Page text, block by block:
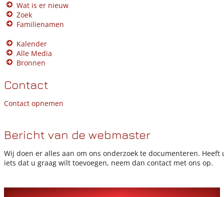
Wat is er nieuw
Zoek
Familienamen
Kalender
Alle Media
Bronnen
Contact
Contact opnemen
Bericht van de webmaster
Wij doen er alles aan om ons onderzoek te documenteren. Heeft
iets dat u graag wilt toevoegen, neem dan contact met ons op.